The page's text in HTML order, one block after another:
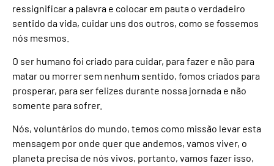
ressignificar a palavra e colocar em pauta o verdadeiro
sentido da vida, cuidar uns dos outros, como se fossemos
nós mesmos.
O ser humano foi criado para cuidar, para fazer e não para
matar ou morrer sem nenhum sentido, fomos criados para
prosperar, para ser felizes durante nossa jornada e não
somente para sofrer.
Nós, voluntários do mundo, temos como missão levar esta
mensagem por onde quer que andemos, vamos viver, o
planeta precisa de nós vivos, portanto, vamos fazer isso,